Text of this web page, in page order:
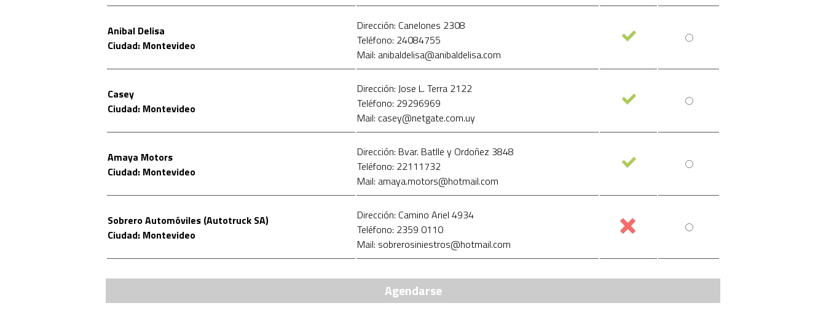
Anibal Delisa
Ciudad: Montevideo
Dirección: Canelones 2308
Teléfono: 24084755
Mail: anibaldelisa@anibaldelisa.com
Casey
Ciudad: Montevideo
Dirección: Jose L. Terra 2122
Teléfono: 29296969
Mail: casey@netgate.com.uy
Amaya Motors
Ciudad: Montevideo
Dirección: Bvar. Batlle y Ordoñez 3848
Teléfono: 22111732
Mail: amaya.motors@hotmail.com
Sobrero Automóviles (Autotruck SA)
Ciudad: Montevideo
Dirección: Camino Ariel 4934
Teléfono: 2359 0110
Mail: sobrerosiniestros@hotmail.com
Agendarse